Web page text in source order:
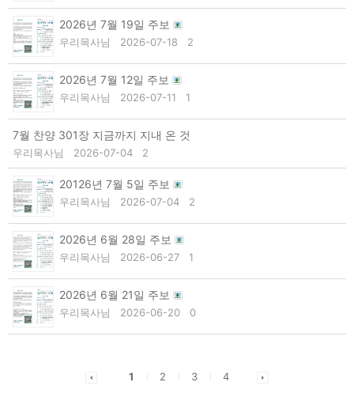
2026년 7월 19일 주보
우리목사님 2026-07-18 2
2026년 7월 12일 주보
우리목사님 2026-07-11 1
7월 찬양 301장 지금까지 지내 온 것
우리목사님 2026-07-04 2
20126년 7월 5일 주보
우리목사님 2026-07-04 2
2026년 6월 28일 주보
우리목사님 2026-06-27 1
2026년 6월 21일 주보
우리목사님 2026-06-20 0
1 2 3 4